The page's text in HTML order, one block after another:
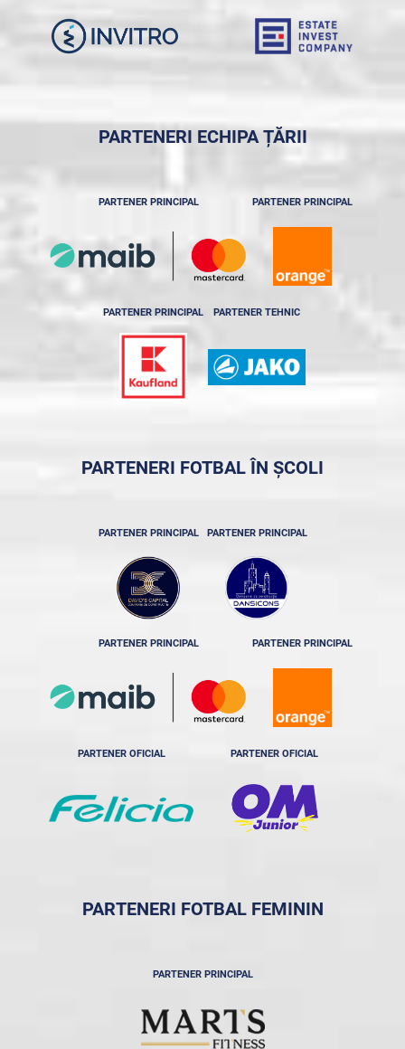
PARTENERI ECHIPA ȚĂRII
PARTENER PRINCIPAL PARTENER PRINCIPAL
PARTENER PRINCIPAL PARTENER TEHNIC
PARTENERI FOTBAL ÎN ȘCOLI
PARTENER PRINCIPAL PARTENER PRINCIPAL
PARTENER PRINCIPAL PARTENER PRINCIPAL
PARTENER OFICIAL PARTENER OFICIAL
PARTENERI FOTBAL FEMININ
PARTENER PRINCIPAL